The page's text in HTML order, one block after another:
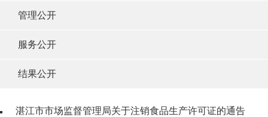
管理公开
服务公开
结果公开
湛江市市场监督管理局关于注销食品生产许可证的通告